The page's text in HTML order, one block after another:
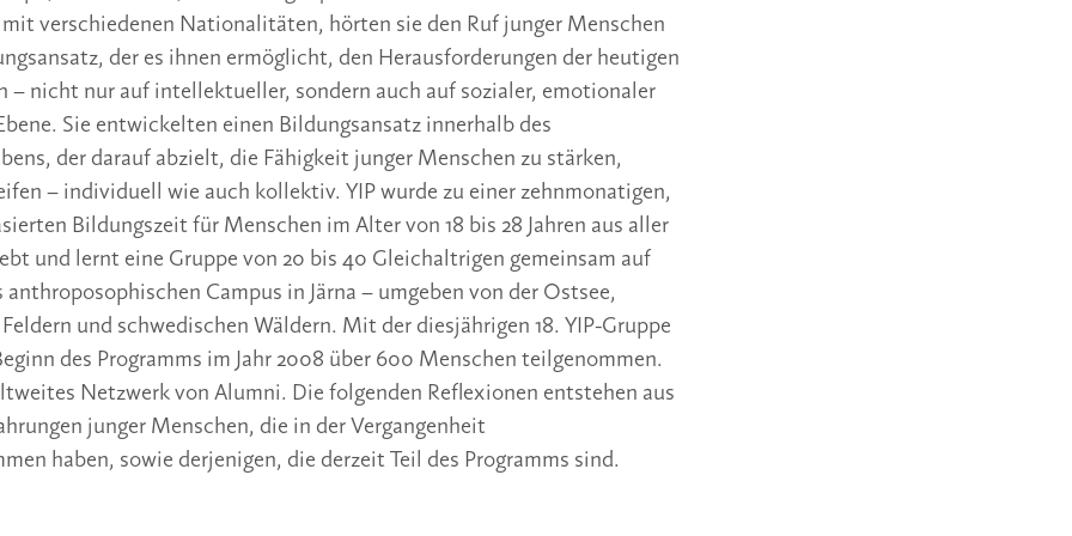
verschiedenen Nationalitäten, hörten sie den Ruf junger Menschen
der es ihnen ermöglicht, den Herausforderungen der heutigen
– nicht nur auf intellektueller, sondern auch auf sozialer, emotionaler
Sie entwickelten einen Bildungsansatz innerhalb des
der darauf abzielt, die Fähigkeit junger Menschen zu stärken,
– individuell wie auch kollektiv. YIP wurde zu einer zehnmonatigen,
Bildungszeit für Menschen im Alter von 18 bis 28 Jahren aus aller
und lernt eine Gruppe von 20 bis 40 Gleichaltrigen gemeinsam auf
anthroposophischen Campus in Järna – umgeben von der Ostsee,
und schwedischen Wäldern. Mit der diesjährigen 18. YIP-Gruppe
des Programms im Jahr 2008 über 600 Menschen teilgenommen.
Netzwerk von Alumni. Die folgenden Reflexionen entstehen aus
junger Menschen, die in der Vergangenheit
haben, sowie derjenigen, die derzeit Teil des Programms sind.